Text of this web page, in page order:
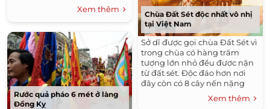
Xem thêm
Rước quả pháo 6 mét ở làng
Đồng Kỵ
Chùa Đất Sét độc nhất vô nhị
tại Việt Nam
Sở dĩ được gọi chùa Đất Sét vì
trong chùa có hàng trăm
tượng lớn nhỏ đều được nặn
từ đất sét. Độc đáo hơn nơi
đây còn có 8 cây nến nặng
tổng cộng 1,4 tấn sáp.Xem thêm